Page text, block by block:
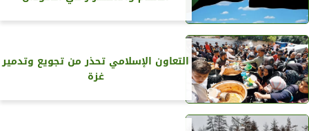
التعاون الإسلامي تحذر من تجويع وتدمير
غزة